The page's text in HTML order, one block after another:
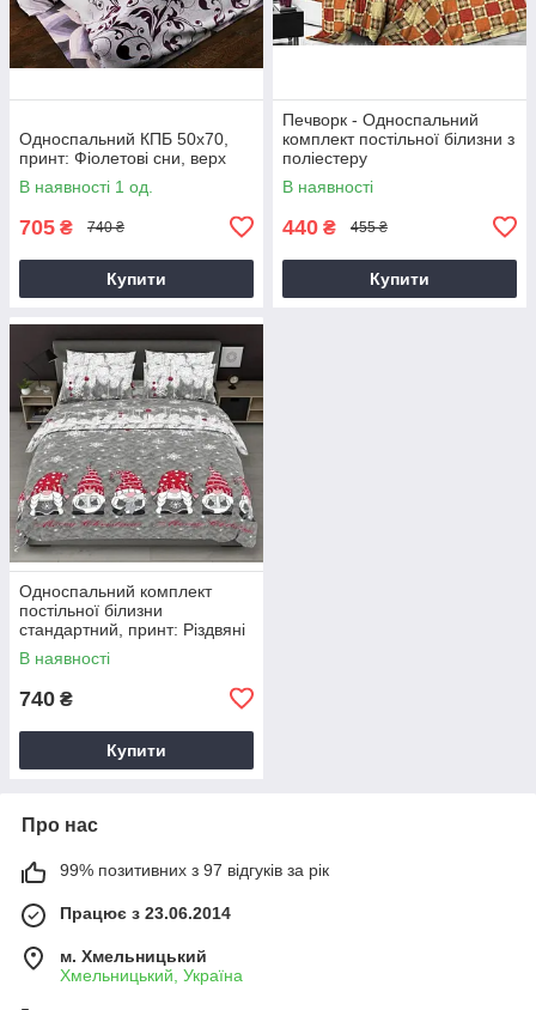
Односпальний КПБ 50х70,
принт: Фіолетові сни, верх
В наявності 1 од.
705 ₴ 740 ₴
Купити
Печворк - Односпальний
комплект постільної білизни з
поліестеру
В наявності
440 ₴ 455 ₴
Купити
Односпальний комплект
постільної білизни
стандартний, принт: Різдвяні
гноми
В наявності
740 ₴
Купити
Про нас
99% позитивних з 97 відгуків за рік
Працює з 23.06.2014
м. Хмельницький
Хмельницький, Україна